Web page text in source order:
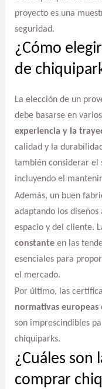
proyecto es una
seguridad.
¿Cómo
de
La elección de un
debe basarse en
experiencia y la
calidad y la
también considerar el
incluyendo el
Además, un buen
adaptando los diseños
espacio y del cliente.
constanteen las
esenciales para
el mercado.
Por último, las
normativas europeas
son imprescindibles
chiquiparks.
¿Cuáles son
comprar